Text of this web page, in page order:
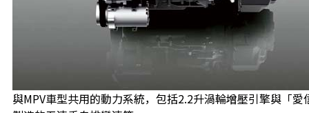
與MPV車型共用的動力系統，包括2.2升渦輪增壓引擎與「愛